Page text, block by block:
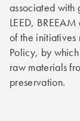
associated with
LEED,
of the initiatives
Policy, by
raw materials
preservation.